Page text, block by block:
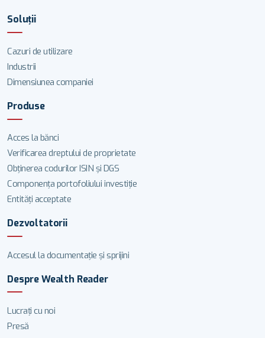
Soluţii
Cazuri de utilizare
Industrii
Dimensiunea companiei
Produse
Acces la bănci
Verificarea dreptului de proprietate
Obținerea codurilor ISIN și DGS
Componența portofoliului investiție
Entități acceptate
Dezvoltatorii
Accesul la documentație și sprijini
Despre Wealth Reader
Lucrați cu noi
Presă